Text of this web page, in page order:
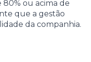
ou acima de
que a gestão
da companhia.